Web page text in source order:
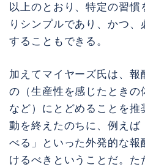
以上のとおり、特定の習
りシンプルであり、かつ
することもできる。
加えてマイヤーズ氏は、報
の（生産性を感じたときの
など）にとどめることを
動を終えたのちに、例えば
べる」といった外発的な報
けるべきということだ。た